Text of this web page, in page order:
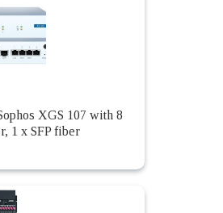
XGS 107 with 8
1 x SFP fiber